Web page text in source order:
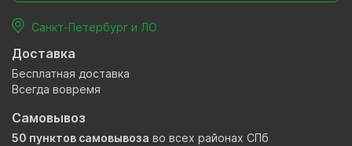
Санкт-Петербург и ЛО
Доставка
Бесплатная доставка
Всегда вовремя
Самовывоз
50 пунктов самовывоза во всех районах СПб